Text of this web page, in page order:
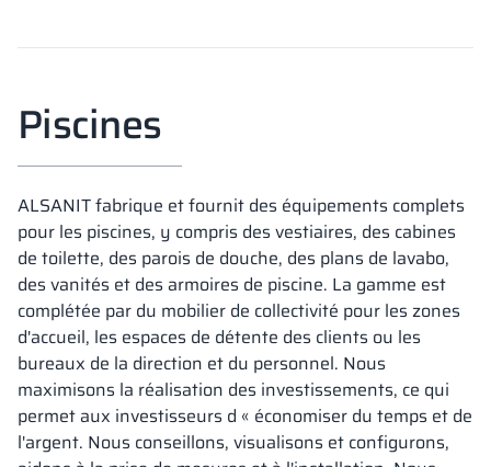
Piscines
ALSANIT fabrique et fournit des équipements complets
pour les piscines, y compris des vestiaires, des cabines
de toilette, des parois de douche, des plans de lavabo,
des vanités et des armoires de piscine. La gamme est
complétée par du mobilier de collectivité pour les zones
d'accueil, les espaces de détente des clients ou les
bureaux de la direction et du personnel. Nous
maximisons la réalisation des investissements, ce qui
permet aux investisseurs d « économiser du temps et de
l'argent. Nous conseillons, visualisons et configurons,